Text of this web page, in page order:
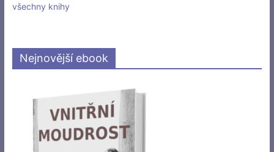
všechny knihy
Nejnovější ebook